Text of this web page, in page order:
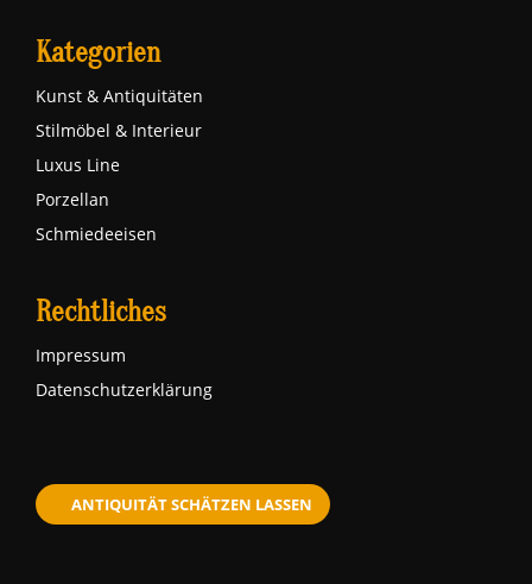
Kategorien
Kunst & Antiquitäten
Stilmöbel & Interieur
Luxus Line
Porzellan
Schmiedeeisen
Rechtliches
Impressum
Datenschutzerklärung
ANTIQUITÄT SCHÄTZEN LASSEN